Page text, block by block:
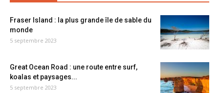
Fraser Island : la plus grande île de sable du
monde
5 septembre 2023
Great Ocean Road : une route entre surf,
koalas et paysages...
5 septembre 2023